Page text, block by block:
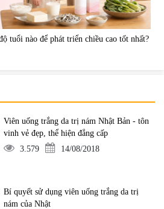
tuổi nào để phát triển chiều cao tốt nhất?
Viên uống trắng da trị nám Nhật Bản - tôn
vinh vẻ đẹp, thể hiện đẳng cấp
3.579
14/08/2018
Bí quyết sử dụng viên uống trắng da trị
nám của Nhật